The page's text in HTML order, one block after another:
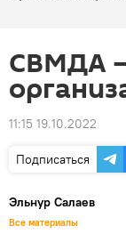
СВМДА
11:15 19.10.2022
Подписаться
Эльнур Салаев
Все материалы